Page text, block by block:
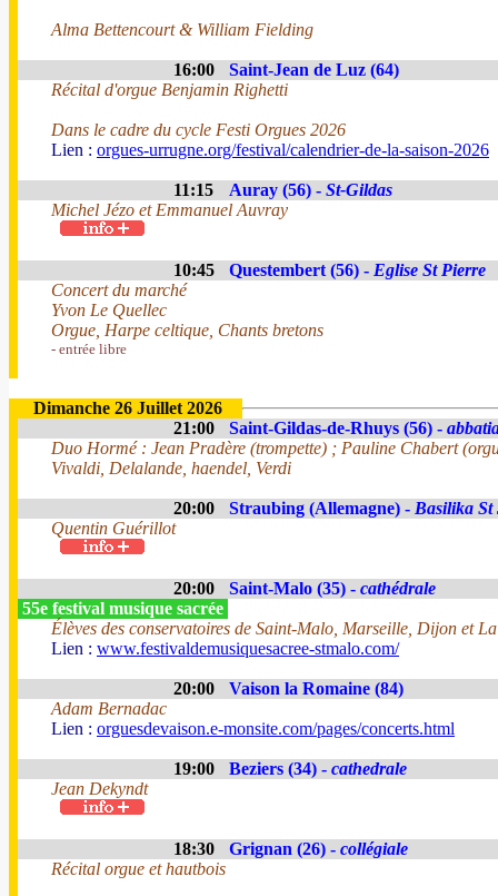
Alma Bettencourt & William Fielding
16:00
Saint-Jean de Luz (64)
Récital d'orgue Benjamin Righetti
Dans le cadre du cycle Festi Orgues 2026
Lien : orgues-urrugne.org/festival/calendrier-de-la-saison-2026
11:15 Auray (56) - St-Gildas
Michel Jézo et Emmanuel Auvray
10:45 Questembert (56) - Eglise St Pierre
Concert du marché
Yvon Le Quellec
Orgue, Harpe celtique, Chants bretons
- entrée libre
Dimanche 26 Juillet 2026
21:00
Saint-Gildas-de-Rhuys (56) -
Duo Hormé : Jean Pradère (trompette) ; Pauline Chabert
Vivaldi, Delalande, haendel, Verdi
20:00 Straubing (Allemagne) - Basilika St
Quentin Guérillot
20:00 Saint-Malo (35) - cathédrale
55e festival musique sacrée
Élèves des conservatoires de Saint-Malo, Marseille, Dijon et
Lien : www.festivaldemusiquesacree-stmalo.com/
20:00
Vaison la Romaine (84)
Adam Bernadac
Lien : orguesdevaison.e-monsite.com/pages/concerts.html
19:00 Beziers (34) - cathedrale
Jean Dekyndt
18:30 Grignan (26) - collégiale
Récital orgue et hautbois